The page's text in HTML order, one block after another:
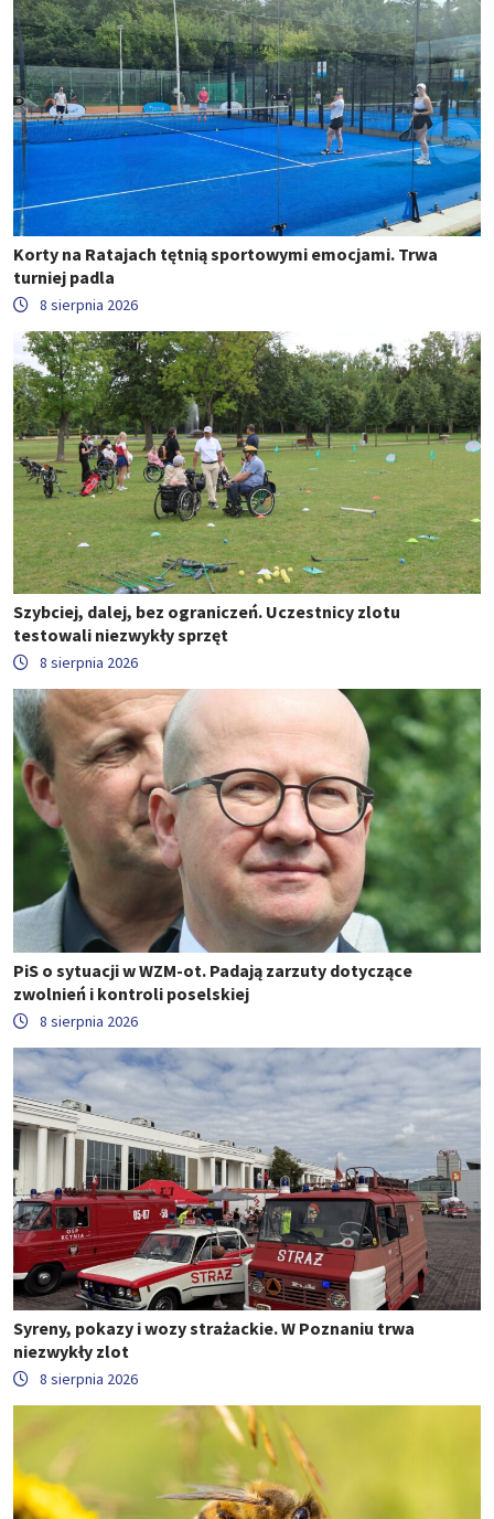
Korty na Ratajach tętnią sportowymi emocjami. Trwa
turniej padla
8 sierpnia 2026
Szybciej, dalej, bez ograniczeń. Uczestnicy zlotu
testowali niezwykły sprzęt
8 sierpnia 2026
PiS o sytuacji w WZM-ot. Padają zarzuty dotyczące
zwolnień i kontroli poselskiej
8 sierpnia 2026
Syreny, pokazy i wozy strażackie. W Poznaniu trwa
niezwykły zlot
8 sierpnia 2026